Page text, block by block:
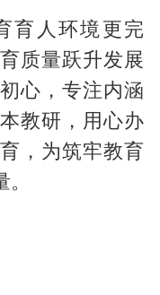
育人环境更完
质量跃升发展
心，专注内涵
教研，用心办
，为筑牢教育